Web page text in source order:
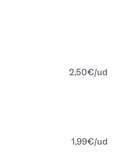
2,50€/ud
1,99€/ud